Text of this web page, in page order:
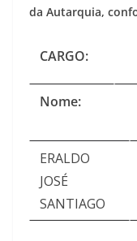
da Autarquia,
CARGO:
Nome:
ERALDO
JOSÉ
SANTIAGO